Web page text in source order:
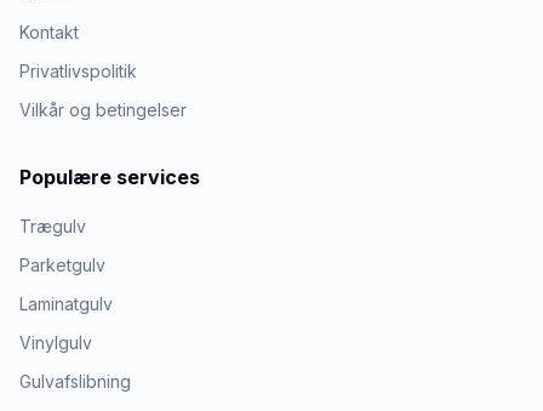
Kontakt
Privatlivspolitik
Vilkår og betingelser
Populære services
Trægulv
Parketgulv
Laminatgulv
Vinylgulv
Gulvafslibning